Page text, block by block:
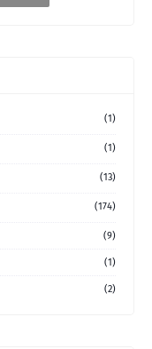
(1)
(1)
(13)
(174)
(9)
(1)
(2)